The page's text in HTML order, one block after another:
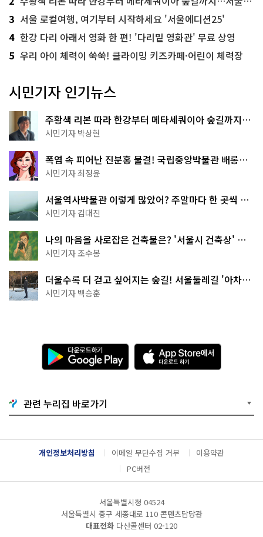
3 서울 로컬여행, 여기부터 시작하세요 '서울에디션25'
4 한강 다리 아래서 영화 한 편! '다리밑 영화관' 무료 상영
5 우리 아이 체력이 쑥쑥! 클라이밍 키즈카페·어린이 체력장
시민기자 인기뉴스
주황색 리본 따라 한강부터 메타세쿼이아 숲길까지…
서울둘레길 15코스
시민기자 박상현
폭염 속 피어난 진분홍 물결! 국립중앙박물관 배롱나
무 명소
시민기자 최정윤
서울역사박물관 이렇게 많았어? 주말마다 한 곳씩 떠
나는 역사 산책
시민기자 김대진
나의 마음을 사로잡은 건축물은? '서울시 건축상' 수
상작 공개!
시민기자 조수봉
더울수록 더 걷고 싶어지는 숲길! 서울둘레길 '아차산
코스'
시민기자 백승훈
다
운
로
기
G
o
g
l
e
A
p
p
e
서
다
운
관련 누리집 바로가기
개인정보처리방침 이메일 무단수집 거부
이용약관
PC버전
서울특별시청 04524
서울특별시 중구 세종대로 110 콘텐츠담당관
대표전화 다산콜센터 02-120